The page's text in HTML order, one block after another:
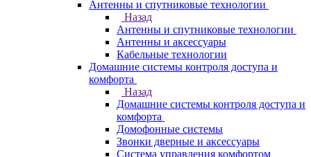
Антенны и спутниковые технологии
Назад
Антенны и спутниковые технологии
Антенны и аксессуары
Кабельные технологии
Домашние системы контроля доступа и
комфорта
Назад
Домашние системы контроля доступа и
комфорта
Домофонные системы
Звонки дверные и аксессуары
Система управления комфортом